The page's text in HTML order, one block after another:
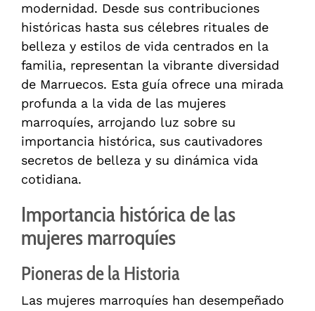
modernidad. Desde sus contribuciones
históricas hasta sus célebres rituales de
belleza y estilos de vida centrados en la
familia, representan la vibrante diversidad
de Marruecos. Esta guía ofrece una mirada
profunda a la vida de las mujeres
marroquíes, arrojando luz sobre su
importancia histórica, sus cautivadores
secretos de belleza y su dinámica vida
cotidiana.
Importancia histórica de las
mujeres marroquíes
Pioneras de la Historia
Las mujeres marroquíes han desempeñado